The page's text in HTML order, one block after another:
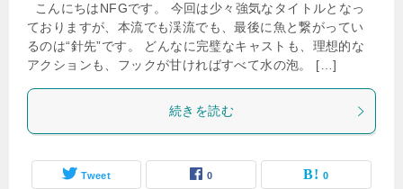
こんにちはNFGです。 今回は少々強気なタイトルとなっ
ておりますが、本流でも渓流でも、最後に魚と繋がってい
るのは“針先”です。 どんなに完璧なキャストも、理想的な
アクションも、フックが甘ければすべて水の泡。 […]
続きを読む
Tweet 0 0